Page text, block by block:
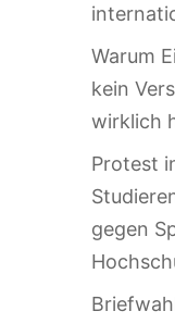
Warum
kein
wirklich
Protest
gegen